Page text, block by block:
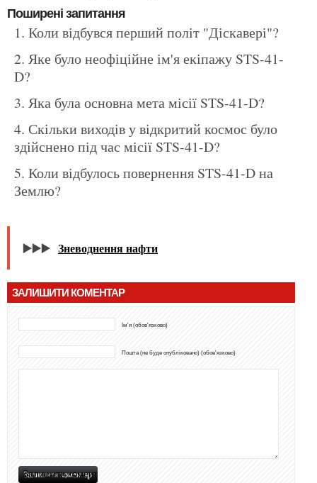
Поширені запитання
Коли відбувся перший політ "Діскавері"?
Яке було неофіційне ім'я екіпажу STS-41-
D?
Яка була основна мета місії STS-41-D?
Скільки виходів у відкритий космос було
здійснено під час місії STS-41-D?
Коли відбулось повернення STS-41-D на
Землю?
▶️▶️▶️ Зневоднення нафти
ЗАЛИШИТИ КОМЕНТАР
Ім'я (обов'язково)
Пошта (не буде опубліковано) (обов'язково)